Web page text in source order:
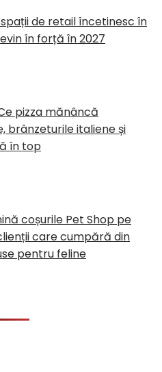
de retail încetinesc în
în forță în 2027
pizza mănâncă
brânzeturile italiene și
în top
coșurile Pet Shop pe
care cumpără din
pentru feline